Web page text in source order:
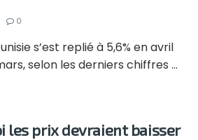
0
s’est replié à 5,6% en avril
selon les derniers chiffres ...
les prix devraient baisser